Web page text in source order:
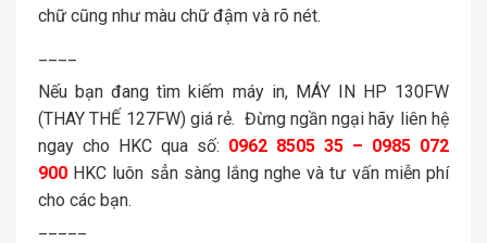
chữ cũng như màu chữ đậm và rõ nét.
Nếu bạn đang tìm kiếm máy in, MÁY IN HP 130FW
(THAY THẾ 127FW) giá rẻ. Đừng ngần ngại hãy liên hệ
ngay cho HKC qua số: 0962 8505 35 – 0985 072
900 HKC luôn sẳn sàng lắng nghe và tư vấn miễn phí
cho các bạn.